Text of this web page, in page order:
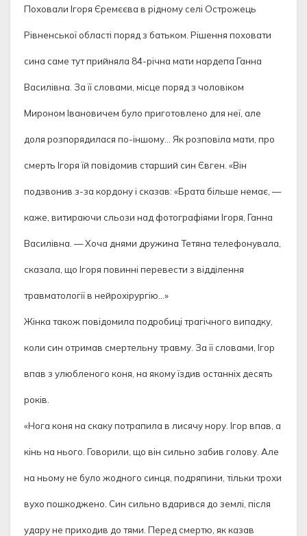
Поховали Ігоря Єремєєва в рідному селі Острожець
Рівненської області поряд з батьком. Рішення поховати
сина саме тут прийняла 84-річна мати нардепа Ганна
Василівна. За її словами, місце поряд з чоловіком
Мироном Івановичем було приготовлено для неї, але
доля розпорядилася по-іншому… Як розповіла мати, про
смерть Ігоря їй повідомив старший син Євген. «Він
подзвонив з-за кордону і сказав: «Брата більше немає, —
каже, витираючи сльози над фотографіями Ігоря, Ганна
Василівна. — Хоча днями дружина Тетяна телефонувала,
сказала, що Ігоря повинні перевести з відділення
травматології в нейрохірургію…»
Жінка також повідомила подробиці трагічного випадку,
коли син отримав смертельну травму. За її словами, Ігор
впав з улюбленого коня, на якому їздив останніх десять
років.
«Нога коня на скаку потрапила в лисячу нору. Ігор впав, а
кінь на нього. Говорили, що він сильно забив голову. Але
на ньому не було жодного синця, подряпини, тільки трохи
вухо пошкоджено. Син сильно вдарився до землі, після
удару не приходив до тями. Перед смертю, як казав